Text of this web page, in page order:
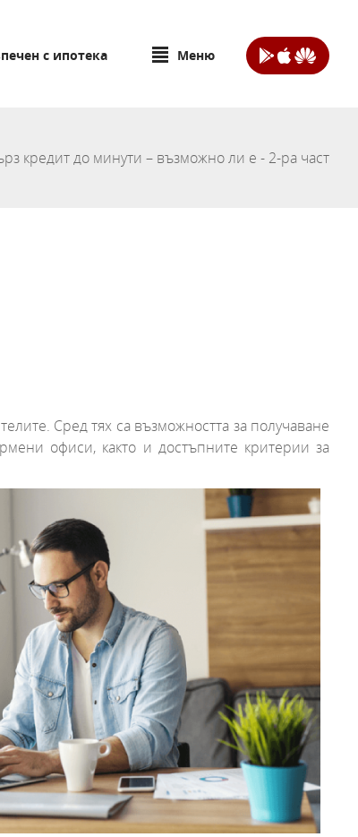
Меню
с ипотека
кредит до минути – възможно ли е - 2-ра част
Сред тях са възможността за получаване
офиси, както и достъпните критерии за